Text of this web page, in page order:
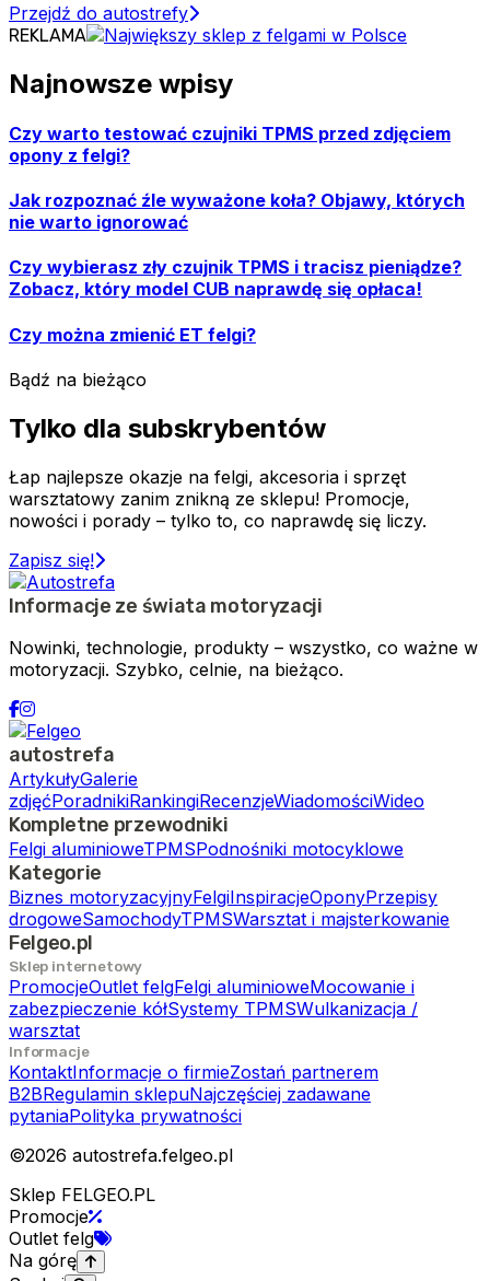
Przejdź do autostrefy
REKLAMA
Najnowsze wpisy
Czy warto testować czujniki TPMS przed zdjęciem
opony z felgi?
Jak rozpoznać źle wyważone koła? Objawy, których
nie warto ignorować
Czy wybierasz zły czujnik TPMS i tracisz pieniądze?
Zobacz, który model CUB naprawdę się opłaca!
Czy można zmienić ET felgi?
Bądź na bieżąco
Tylko dla subskrybentów
Łap najlepsze okazje na felgi, akcesoria i sprzęt
warsztatowy zanim znikną ze sklepu! Promocje,
nowości i porady – tylko to, co naprawdę się liczy.
Zapisz się!
Informacje ze świata motoryzacji
Nowinki, technologie, produkty – wszystko, co ważne w
motoryzacji. Szybko, celnie, na bieżąco.
autostrefa
ArtykułyGalerie
zdjęćPoradnikiRankingiRecenzjeWiadomościWideo
Kompletne przewodniki
Felgi aluminioweTPMSPodnośniki motocyklowe
Kategorie
Biznes motoryzacyjnyFelgiInspiracjeOponyPrzepisy
drogoweSamochodyTPMSWarsztat i majsterkowanie
Felgeo.pl
Sklep internetowy
PromocjeOutlet felgFelgi aluminioweMocowanie i
zabezpieczenie kółSystemy TPMSWulkanizacja /
warsztat
Informacje
KontaktInformacje o firmieZostań partnerem
B2BRegulamin sklepuNajczęściej zadawane
pytaniaPolityka prywatności
©2026 autostrefa.felgeo.pl
Sklep FELGEO.PL
Promocje
Outlet felg
Na górę